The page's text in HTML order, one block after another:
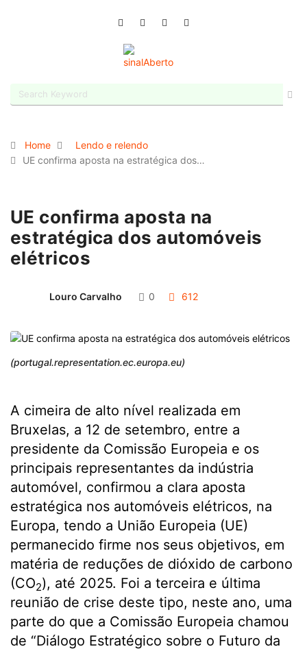
Home
Lendo e relendo
UE confirma aposta na estratégica dos…
UE confirma aposta na
estratégica dos automóveis
elétricos
Louro Carvalho 0 612
(portugal.representation.ec.europa.eu)
A cimeira de alto nível realizada em
Bruxelas, a 12 de setembro, entre a
presidente da Comissão Europeia e os
principais representantes da indústria
automóvel, confirmou a clara aposta
estratégica nos automóveis elétricos, na
Europa, tendo a União Europeia (UE)
permanecido firme nos seus objetivos, em
matéria de reduções de dióxido de carbono
(CO2), até 2025. Foi a terceira e última
reunião de crise deste tipo, neste ano, uma
parte do que a Comissão Europeia chamou
de “Diálogo Estratégico sobre o Futuro da